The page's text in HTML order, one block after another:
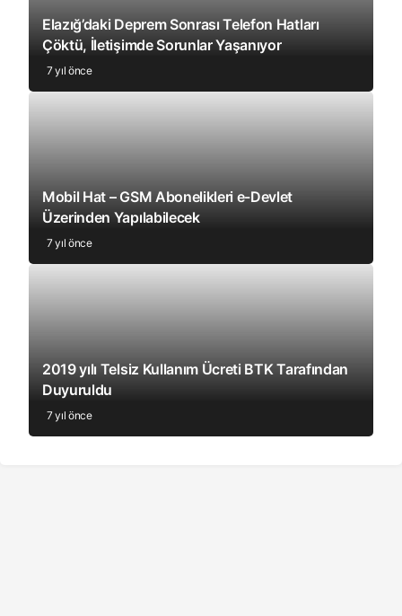
Elazığ’daki Deprem Sonrası Telefon Hatları
Çöktü, İletişimde Sorunlar Yaşanıyor
7 yıl önce
Mobil Hat – GSM Abonelikleri e-Devlet
Üzerinden Yapılabilecek
7 yıl önce
2019 yılı Telsiz Kullanım Ücreti BTK Tarafından
Duyuruldu
7 yıl önce